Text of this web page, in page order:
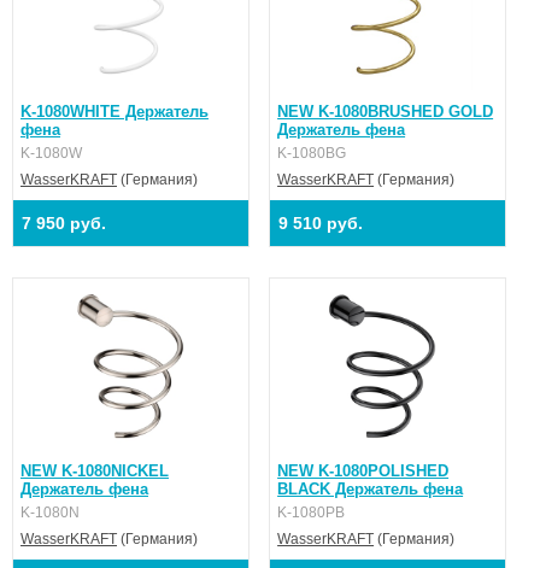
K-1080WHITE Держатель
фена
K-1080W
WasserKRAFT (Германия)
7 950 руб.
NEW K-1080BRUSHED GOLD
Держатель фена
K-1080BG
WasserKRAFT (Германия)
9 510 руб.
NEW K-1080NICKEL
Держатель фена
K-1080N
WasserKRAFT (Германия)
NEW K-1080POLISHED
BLACK Держатель фена
K-1080PB
WasserKRAFT (Германия)